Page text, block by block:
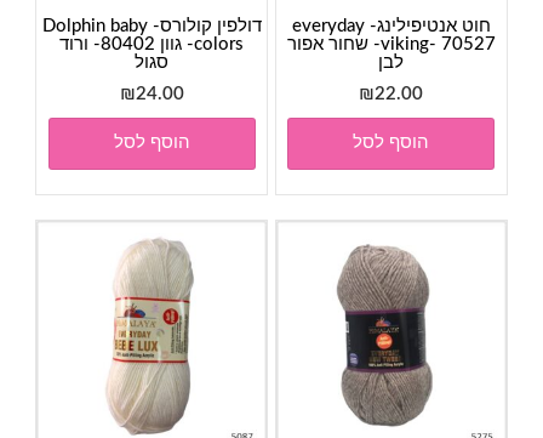
חוט אנטיפילינג- everyday
viking- 70527- שחור אפור
לבן
₪22.00
הוסף לסל
דולפין קולורס- Dolphin baby
colors- גוון 80402- ורוד
סגול
₪24.00
הוסף לסל